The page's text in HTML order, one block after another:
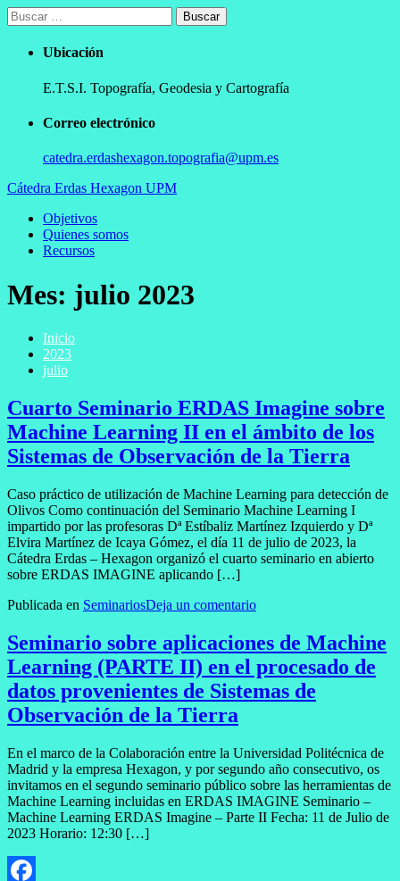
Ir
al
contenido
Buscar:
Ubicación
E.T.S.I. Topografía, Geodesia y Cartografía
Correo electrónico
catedra.erdashexagon.topografia@upm.es
Cátedra Erdas Hexagon UPM
Menú
principal
Objetivos
Quienes somos
Recursos
Mes: julio 2023
Inicio
2023
julio
Cuarto Seminario ERDAS Imagine sobre
Machine Learning II en el ámbito de los
Sistemas de Observación de la Tierra
Caso práctico de utilización de Machine Learning para detección de
Olivos Como continuación del Seminario Machine Learning I
impartido por las profesoras Dª Estíbaliz Martínez Izquierdo y Dª
Elvira Martínez de Icaya Gómez, el día 11 de julio de 2023, la
Cátedra Erdas – Hexagon organizó el cuarto seminario en abierto
sobre ERDAS IMAGINE aplicando […]
Publicada en SeminariosDeja un comentario
Seminario sobre aplicaciones de Machine
Learning (PARTE II) en el procesado de
datos provenientes de Sistemas de
Observación de la Tierra
En el marco de la Colaboración entre la Universidad Politécnica de
Madrid y la empresa Hexagon, y por segundo año consecutivo, os
invitamos en el segundo seminario público sobre las herramientas de
Machine Learning incluidas en ERDAS IMAGINE Seminario –
Machine Learning ERDAS Imagine – Parte II Fecha: 11 de Julio de
2023 Horario: 12:30 […]